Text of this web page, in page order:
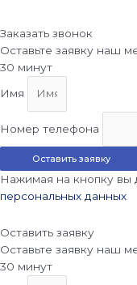
Заказать звонок
Оставьте заявку наш
30 минут
Имя
Номер телефона
Оставить заявку
Нажимая на кнопку вы
персональных данных
Оставить заявку
Оставьте заявку наш
30 минут